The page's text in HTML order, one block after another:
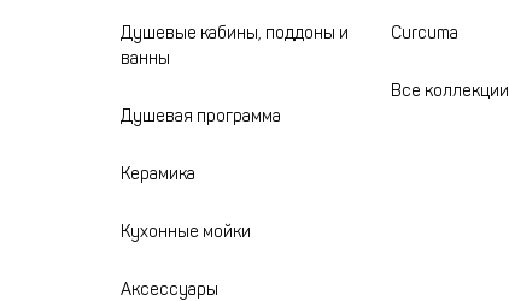
Душевые кабины, поддоны и
ванны
Душевая программа
Керамика
Кухонные мойки
Аксессуары
Curcuma
Все коллекции